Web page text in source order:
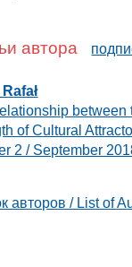
автора
between
of Cultural
2 / September
авторов / List of